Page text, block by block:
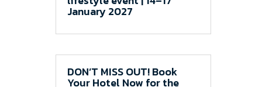
January 2027
DON’T MISS OUT! Book
Your Hotel Now for the